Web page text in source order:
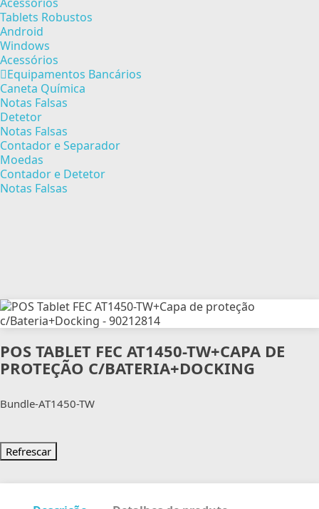
Tablets Robustos
Android
Windows
Acessórios
Equipamentos Bancários
Caneta Química
Notas Falsas
Detetor
Notas Falsas
Contador e Separador
Moedas
Contador e Detetor
Notas Falsas
POS TABLET FEC AT1450-TW+CAPA DE
PROTEÇÃO C/BATERIA+DOCKING
Bundle-AT1450-TW